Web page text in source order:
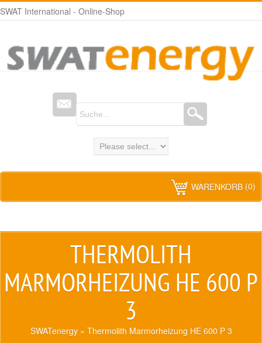
SWAT International - Online-Shop
(0)
WARENKORB
THERMOLITH
MARMORHEIZUNG HE 600 P
3
SWATenergy» Thermolith Marmorheizung HE 600 P 3